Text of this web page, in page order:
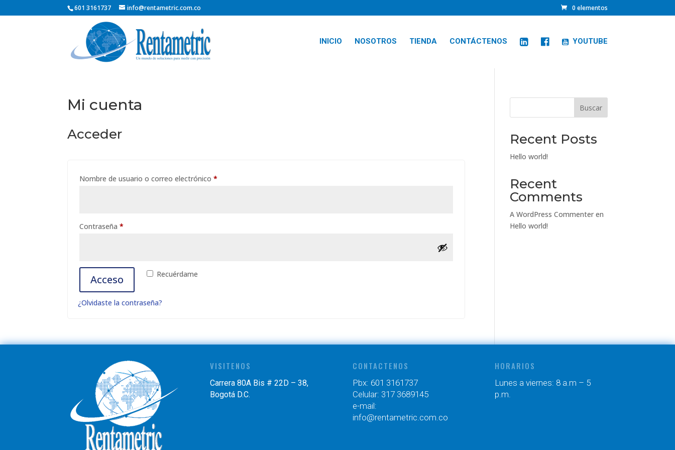
601 3161737 info@rentametric.com.co 0 elementos
INICIO NOSOTROS TIENDA CONTÁCTENOS YOUTUBE
Mi cuenta
Acceder
Nombre de usuario o correo electrónico*
Contraseña*
Recuérdame
Acceso
¿Olvidaste la contraseña?
Buscar
Recent Posts
Hello world!
Recent
Comments
A WordPress Commenter en
Hello world!
VISITENOS
Carrera 80A Bis # 22D – 38,
Bogotá D.C.
CONTACTENOS
Pbx: 601 3161737
Celular: 317 3689145
e-mail:
info@rentametric.com.co
HORARIOS
Lunes a viernes: 8 a.m – 5
p.m.